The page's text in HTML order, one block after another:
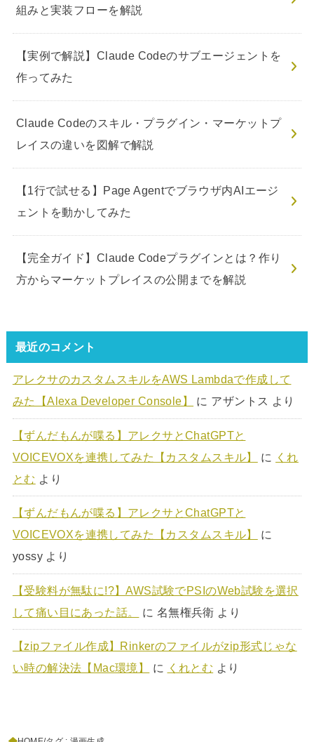
組みと実装フローを解説
【実例で解説】Claude Codeのサブエージェントを
作ってみた
Claude Codeのスキル・プラグイン・マーケットプ
レイスの違いを図解で解説
【1行で試せる】Page Agentでブラウザ内AIエージ
ェントを動かしてみた
【完全ガイド】Claude Codeプラグインとは？作り
方からマーケットプレイスの公開までを解説
最近のコメント
アレクサのカスタムスキルをAWS Lambdaで作成して
みた【Alexa Developer Console】
に アザントス より
【ずんだもんが喋る】アレクサとChatGPTと
VOICEVOXを連携してみた【カスタムスキル】
に
くれ
とむ より
【ずんだもんが喋る】アレクサとChatGPTと
VOICEVOXを連携してみた【カスタムスキル】
に
yossyより
【受験料が無駄に!?】AWS試験でPSIのWeb試験を選択
して痛い目にあった話。
に 名無権兵衛 より
【zipファイル作成】Rinkerのファイルがzip形式じゃな
い時の解決法【Mac環境】
に くれとむ より